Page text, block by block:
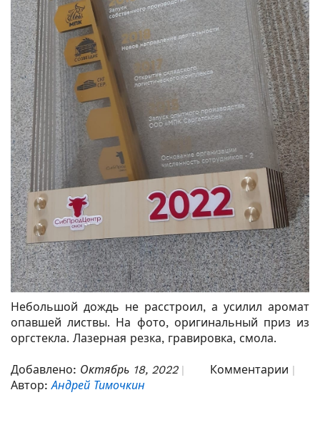
Небольшой дождь не расстроил, а усилил аромат
опавшей листвы. На фото, оригинальный приз из
оргстекла. Лазерная резка, гравировка, смола.
Добавлено: Октябрь 18, 2022
Комментарии
Автор: Андрей Тимочкин